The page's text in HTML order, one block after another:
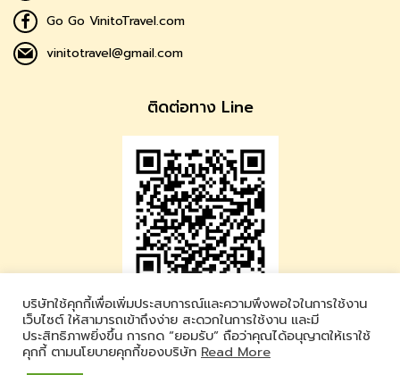
บริษัทใช้คุกกี้เพื่อเพิ่มประสบการณ์และความพึงพอใจในการใช้งาน
เว็บไซต์ ให้สามารถเข้าถึงง่าย สะดวกในการใช้งาน และมี
ประสิทธิภาพยิ่งขึ้น การกด “ยอมรับ” ถือว่าคุณได้อนุญาตให้เราใช้
คุกกี้ ตามนโยบายคุกกี้ของบริษัท Read More
Go Go VinitoTravel.com
vinitotravel@gmail.com
ติดต่อทาง Line
Vinito Travel
LINE ID : @vinitotravel